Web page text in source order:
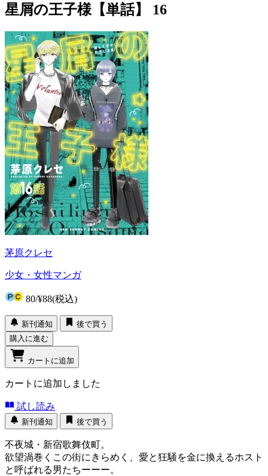
星屑の王子様【単話】 16
茅原クレセ
少女・女性マンガ
80/¥88(税込)
新刊通知
後で買う
購入に進む
カートに追加
カートに追加しました
試し読み
新刊通知 後で買う
不夜城・新宿歌舞伎町。
欲望渦巻くこの街にきらめく、愛と狂騒を金に換えるホスト
と呼ばれる男たちーーー。